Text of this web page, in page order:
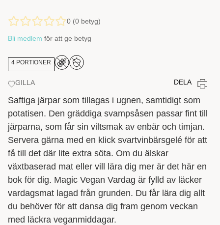
0 (0 betyg)
Bli medlem för att ge betyg
4 PORTIONER
GILLA DELA
Saftiga järpar som tillagas i ugnen, samtidigt som
potatisen. Den gräddiga svampsåsen passar fint till
järparna, som får sin viltsmak av enbär och timjan.
Servera gärna med en klick svartvinbärsgelé för att
få till det där lite extra söta. Om du älskar
växtbaserad mat eller vill lära dig mer är det här en
bok för dig. Magic Vegan Vardag är fylld av läcker
vardagsmat lagad från grunden. Du får lära dig allt
du behöver för att dansa dig fram genom veckan
med läckra veganmiddagar.